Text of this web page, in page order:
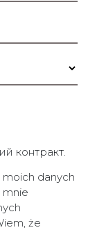
контракт.
danych
mnie
że